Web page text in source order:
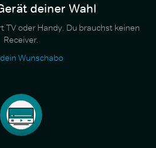
deiner Wahl
TV oder Handy. Du brauchst keinen
Receiver.
Wunschabo